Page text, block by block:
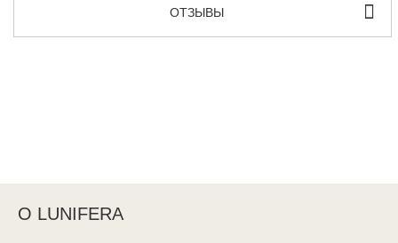
ОТЗЫВЫ
О LUNIFERA